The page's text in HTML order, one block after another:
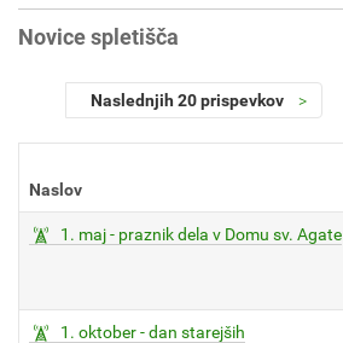
Novice spletišča
Naslednjih 20 prispevkov
Naslov
1. maj - praznik dela v Domu sv. Agate
1. oktober - dan starejših